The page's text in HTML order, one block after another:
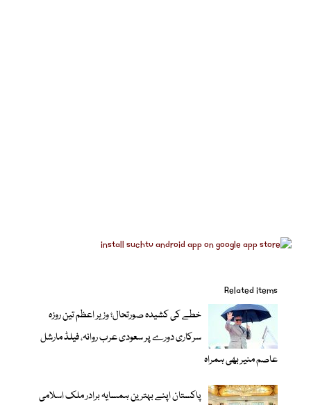
Related items
خطے کی کشیدہ صورتحال؛ وزیر اعظم تین روزہ
سرکاری دورے پر سعودی عرب روانہ، فیلڈ مارشل
عاصم منیر بھی ہمراہ
پاکستان اپنے بہترین ہمسایہ برادر ملک اسلامی